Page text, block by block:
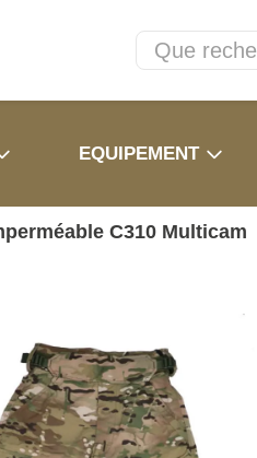
EQUIPEMENT
C310 Multicam